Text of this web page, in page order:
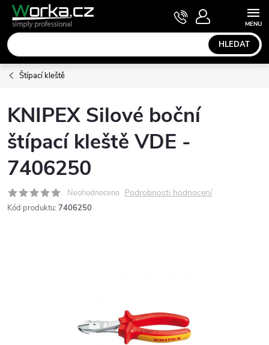
Přejít
obsah
HLEDAT
NÁKUPNÍ
KOŠÍK
Štípací kleště
KNIPEX Silové boční
štípací kleště VDE -
7406250
Neohodnoceno Podrobnosti hodnocení
Kód produktu: 7406250